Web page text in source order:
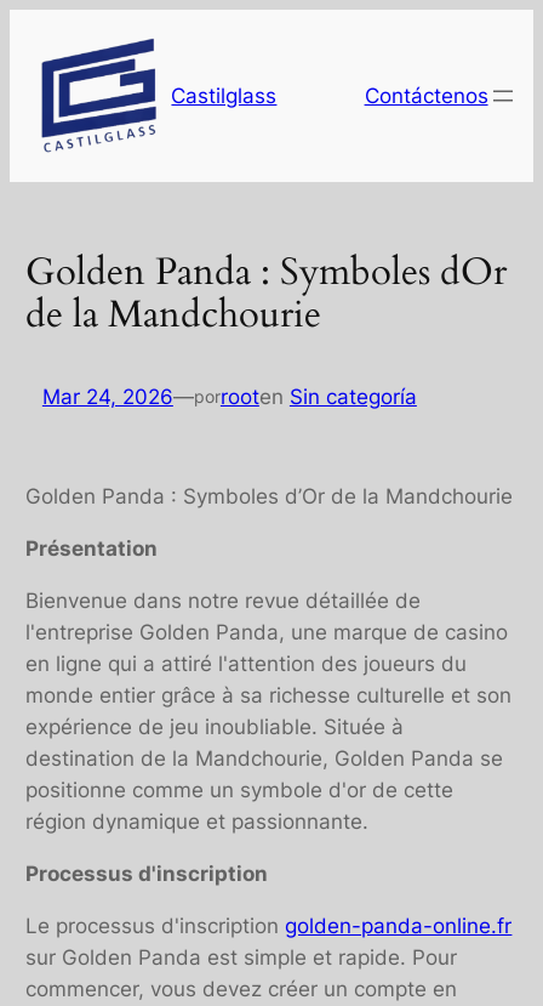
contenido
Castilglass Contáctenos
Golden Panda : Symboles dOr
de la Mandchourie
Mar 24, 2026—porrooten Sin categoría
Golden Panda : Symboles d’Or de la Mandchourie
Présentation
Bienvenue dans notre revue détaillée de
l'entreprise Golden Panda, une marque de casino
en ligne qui a attiré l'attention des joueurs du
monde entier grâce à sa richesse culturelle et son
expérience de jeu inoubliable. Située à
destination de la Mandchourie, Golden Panda se
positionne comme un symbole d'or de cette
région dynamique et passionnante.
Processus d'inscription
Le processus d'inscription golden-panda-online.fr
sur Golden Panda est simple et rapide. Pour
commencer, vous devez créer un compte en